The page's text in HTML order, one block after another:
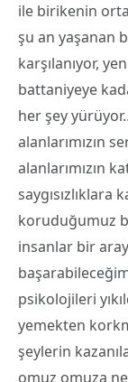
ile birikenin
şu an yaşanan
karşılanıyor,
battaniyeye
her şey
alanlarımızın
alanlarımızın
saygısızlıklara
koruduğumuz
insanlar bir
psikolojileri
yemekten
şeylerin
omuz omuza